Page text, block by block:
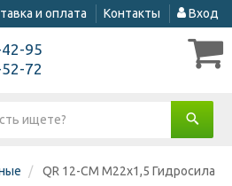
и оплата Контакты Вход
95
72
QR 12-CM M22x1,5 Гидросила